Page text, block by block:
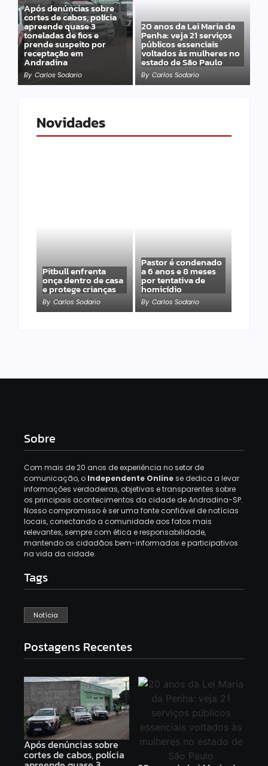
Após denúncias sobre
cortes de cabos, polícia
apreende quase 3
toneladas de fios e
prende suspeito por
receptação em
Andradina
By Carlos Sodario
20 anos da Lei Maria da
Penha: veja 21 serviços
públicos essenciais
voltados às mulheres no
estado de São Paulo
By Carlos Sodario
Novidades
Pitbull enfrenta
onça dentro de casa
e protege crianças
By Carlos Sodario
Pastor é condenado
a 6 anos e 8 meses
por tentativa de
homicídio
By Carlos Sodario
Sobre
Com mais de 20 anos de experiência no setor de
comunicação, o Independente Onlinese dedica a levar
informações verdadeiras, objetivas e transparentes sobre
os principais acontecimentos da cidade de Andradina-SP.
Nosso compromisso é ser uma fonte confiável de notícias
locais, conectando a comunidade aos fatos mais
relevantes, sempre com ética e responsabilidade,
mantendo os cidadãos bem-informados e participativos
na vida da cidade.
Tags
Notícia
Postagens Recentes
Após denúncias sobre
cortes de cabos, polícia